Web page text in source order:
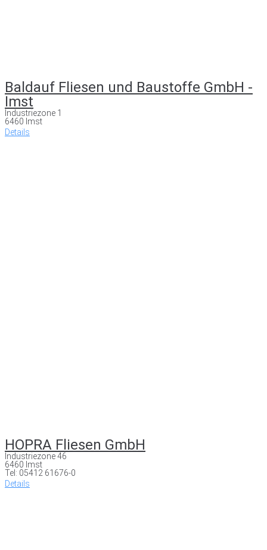
Baldauf Fliesen und Baustoffe GmbH -
Imst
Industriezone 1
6460 Imst
Details
HOPRA Fliesen GmbH
Industriezone 46
6460 Imst
Tel: 05412 61676-0
Details